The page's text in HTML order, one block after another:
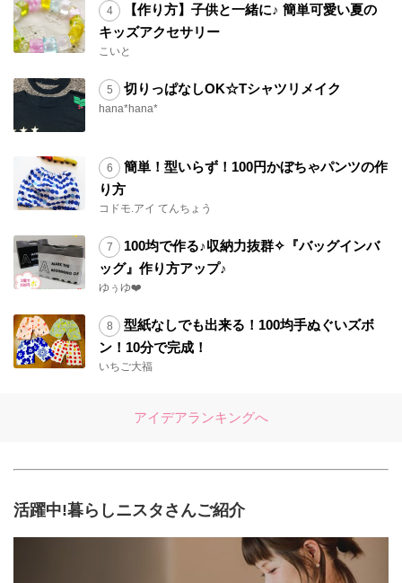
【作り方】子供と一緒に♪ 簡単可愛い夏の
キッズアクセサリー
こいと
切りっぱなしOK☆Tシャツリメイク
hana*hana*
簡単！型いらず！100円かぼちゃパンツの作
り方
コドモ.アイ てんちょう
100均で作る♪収納力抜群✧『バッグインバ
ッグ』作り方アップ♪
ゆぅゆ❤️
型紙なしでも出来る！100均手ぬぐいズボ
ン！10分で完成！
いちご大福
アイデアランキングへ
活躍中!暮らしニスタさんご紹介